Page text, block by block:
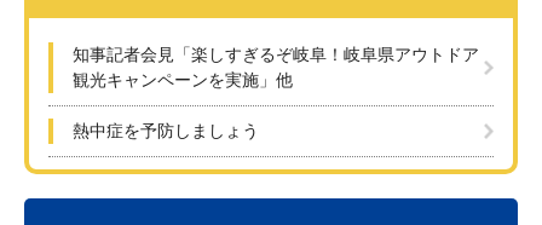
知事記者会見「楽しすぎるぞ岐阜！岐阜県アウトドア
観光キャンペーンを実施」他
熱中症を予防しましょう